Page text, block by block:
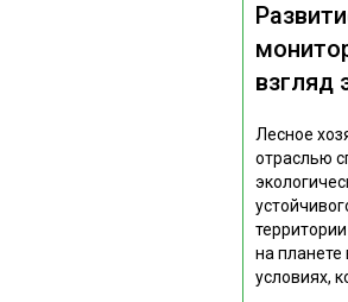
взгляд
Лесное
отраслью
на
условиях,